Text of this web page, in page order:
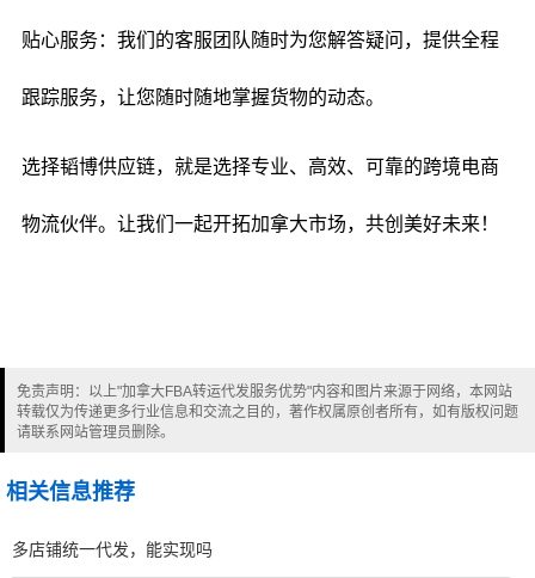
贴心服务：我们的客服团队随时为您解答疑问，提供全程
跟踪服务，让您随时随地掌握货物的动态。
选择韬博供应链，就是选择专业、高效、可靠的跨境电商
物流伙伴。让我们一起开拓加拿大市场，共创美好未来！
免责声明：以上"加拿大FBA转运代发服务优势"内容和图片来源于网络，本网站
转载仅为传递更多行业信息和交流之目的，著作权属原创者所有，如有版权问题
请联系网站管理员删除。
相关信息推荐
多店铺统一代发，能实现吗